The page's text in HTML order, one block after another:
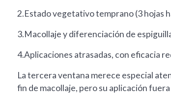
2.Estado vegetativo temprano (3 hojas
3.Macollaje y diferenciación de
4.Aplicaciones atrasadas, con eficacia
La tercera ventana merece especial
fin de macollaje, pero su aplicación